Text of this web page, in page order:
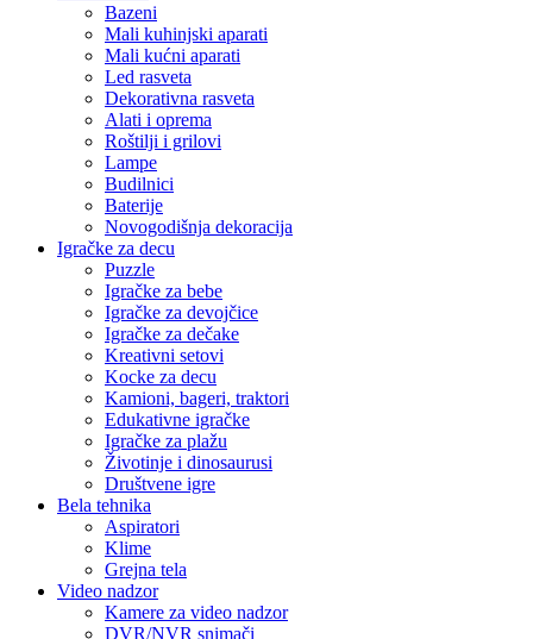
Bazeni
Mali kuhinjski aparati
Mali kućni aparati
Led rasveta
Dekorativna rasveta
Alati i oprema
Roštilji i grilovi
Lampe
Budilnici
Baterije
Novogodišnja dekoracija
Igračke za decu
Puzzle
Igračke za bebe
Igračke za devojčice
Igračke za dečake
Kreativni setovi
Kocke za decu
Kamioni, bageri, traktori
Edukativne igračke
Igračke za plažu
Životinje i dinosaurusi
Društvene igre
Bela tehnika
Aspiratori
Klime
Grejna tela
Video nadzor
Kamere za video nadzor
DVR/NVR snimači